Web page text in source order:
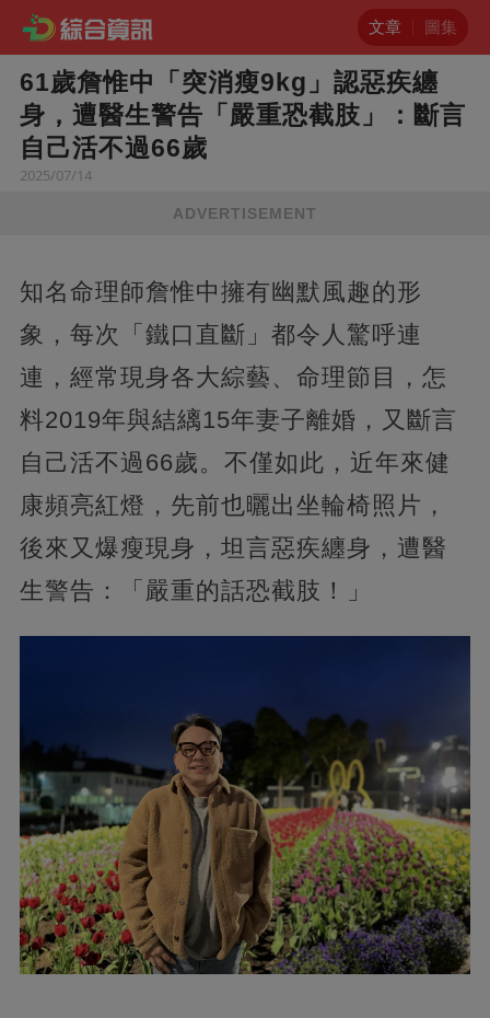
文章 圖集
61歲詹惟中「突消瘦9kg」認惡疾纏
身，遭醫生警告「嚴重恐截肢」：斷言
自己活不過66歲
2025/07/14
ADVERTISEMENT
知名命理師詹惟中擁有幽默風趣的形
象，每次「鐵口直斷」都令人驚呼連
連，經常現身各大綜藝、命理節目，怎
料2019年與結縭15年妻子離婚，又斷言
自己活不過66歲。不僅如此，近年來健
康頻亮紅燈，先前也曬出坐輪椅照片，
後來又爆瘦現身，坦言惡疾纏身，遭醫
生警告：「嚴重的話恐截肢！」